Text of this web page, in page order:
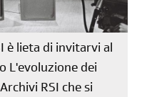
è lieta di invitarvi al
L'evoluzione dei
RSI che si